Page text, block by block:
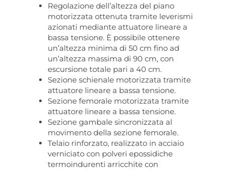
Regolazione dell’altezza del piano
motorizzata ottenuta tramite leverismi
azionati mediante attuatore lineare a
bassa tensione. È possibile ottenere
un’altezza minima di 50 cm fino ad
un’altezza massima di 90 cm, con
escursione totale pari a 40 cm.
Sezione schienale motorizzata tramite
attuatore lineare a bassa tensione.
Sezione femorale motorizzata tramite
attuatore lineare a bassa tensione.
Sezione gambale sincronizzata al
movimento della sezione femorale.
Telaio rinforzato, realizzato in acciaio
verniciato con polveri epossidiche
termoindurenti arricchite con